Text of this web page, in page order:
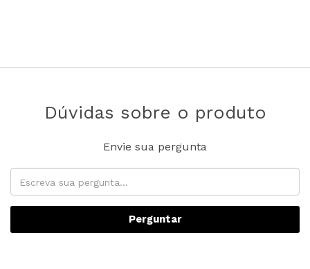
Dúvidas sobre o produto
Envie sua pergunta
Perguntar